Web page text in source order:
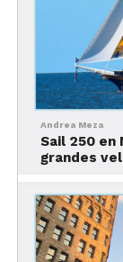
Andrea Meza
Sail 250 en
grandes